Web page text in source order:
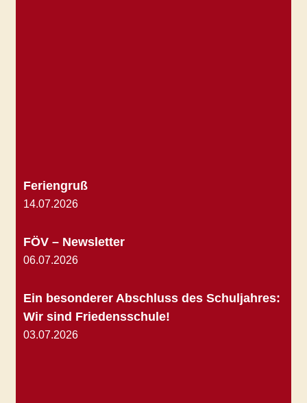
Feriengruß
14.07.2026
FÖV – Newsletter
06.07.2026
Ein besonderer Abschluss des Schuljahres:
Wir sind Friedensschule!
03.07.2026